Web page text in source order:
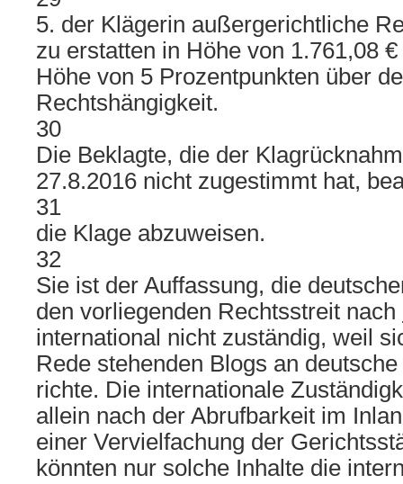
5. der Klägerin außergerichtliche
zu erstatten in Höhe von 1.761,08
Höhe von 5 Prozentpunkten über
Rechtshängigkeit.
30
Die Beklagte, die der
27.8.2016 nicht zugestimmt hat,
31
die Klage abzuweisen.
32
Sie ist der Auffassung, die
den vorliegenden Rechtsstreit nach
international nicht zuständig, weil
Rede stehenden Blogs an
richte. Die internationale
allein nach der Abrufbarkeit im
einer Vervielfachung der
könnten nur solche Inhalte die